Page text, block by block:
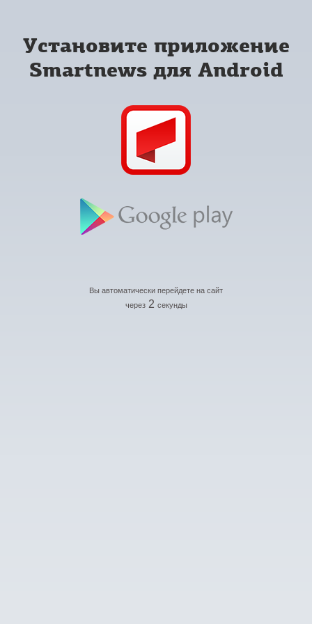
Установите приложение
Smartnews для Android
Вы автоматически перейдете на сайт
через 2 секунды